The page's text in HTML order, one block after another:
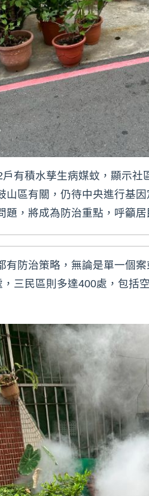
有積水孳生病媒蚊，顯示
山區有關，仍待中央進行基
，將成為防治重點，呼籲
防治策略，無論是單一個
三民區則多達400處，包括